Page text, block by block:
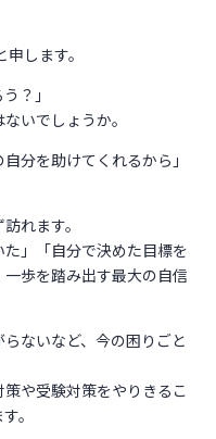
します。
？」
いでしょうか。
分を助けてくれるから」
れます。
」「自分で決めた目標を
歩を踏み出す最大の自信
ないなど、今の困りごと
や受験対策をやりきるこ
。